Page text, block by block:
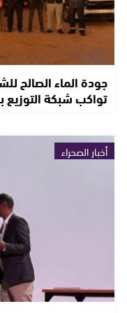
جودة الماء الصالح
تواكب شبكة التوزيع
أخبار الصحراء